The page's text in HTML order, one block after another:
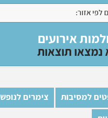
לפי אזור:
אירועים
נמצאו תוצאות
למסיבות צימרים לנופש